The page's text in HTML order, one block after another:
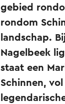
gebied
rondom
landschap.
Nagelbeek
staat een
Schinnen,